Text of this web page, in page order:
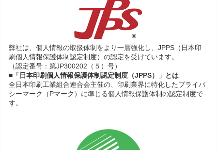
弊社は、個人情報の取扱体制をより一層強化し、JPPS（日本印
刷個人情報保護体制認定制度）の認定を受けています。
（認定番号：第JP300202（５）号）
■「日本印刷個人情報保護体制認定制度（JPPS）」とは
全日本印刷工業組合連合会主催の、印刷業界に特化したプライバ
シーマーク（Pマーク）に準じる個人情報保護体制の認定制度で
す。